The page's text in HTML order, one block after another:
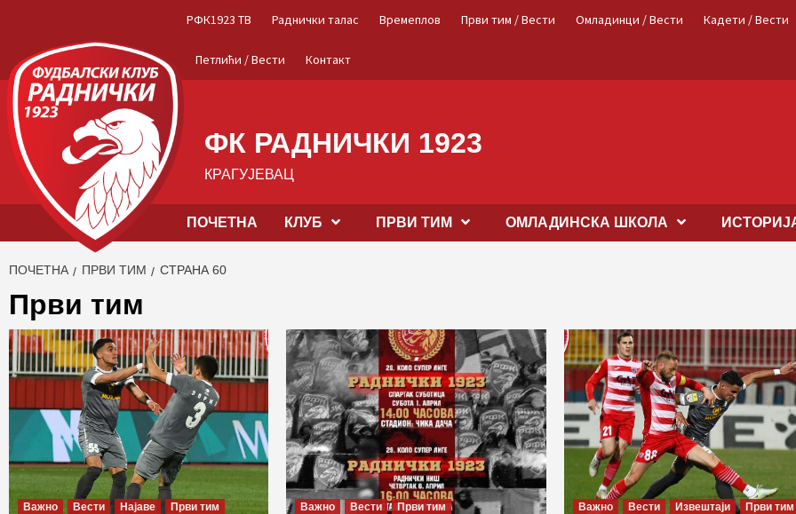
content
РФК1923 ТВ Раднички талас Времеплов Први тим / Вести Омладинци / Вести Кадети / Вести
Петлићи / Вести Контакт
ФК РАДНИЧКИ 1923
КРАГУЈЕВАЦ
ПОЧЕТНА КЛУБ ПРВИ ТИМ OМЛАДИНСКА ШКОЛА
ПОЧЕТНА ПРВИ ТИМ СТРАНА 60
Први тим
Важно Вести Најаве Први тим Важно Вести Први тим Важно Вести Извештаји Први тим